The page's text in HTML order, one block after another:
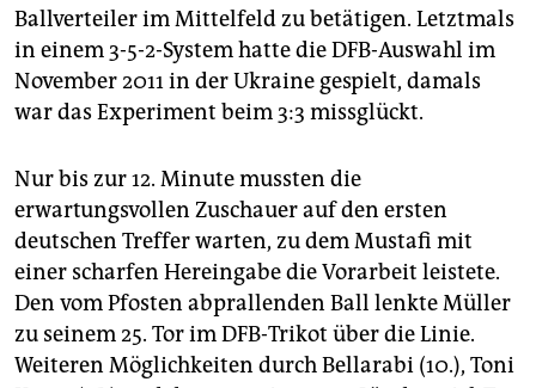
Ballverteiler im Mittelfeld zu betätigen. Letztmals
in einem 3-5-2-System hatte die DFB-Auswahl im
November 2011 in der Ukraine gespielt, damals
war das Experiment beim 3:3 missglückt.
Nur bis zur 12. Minute mussten die
erwartungsvollen Zuschauer auf den ersten
deutschen Treffer warten, zu dem Mustafi mit
einer scharfen Hereingabe die Vorarbeit leistete.
Den vom Pfosten abprallenden Ball lenkte Müller
zu seinem 25. Tor im DFB-Trikot über die Linie.
Weiteren Möglichkeiten durch Bellarabi (10.), Toni